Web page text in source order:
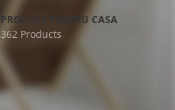
PRODUSE PENTRU CASA
362 Products